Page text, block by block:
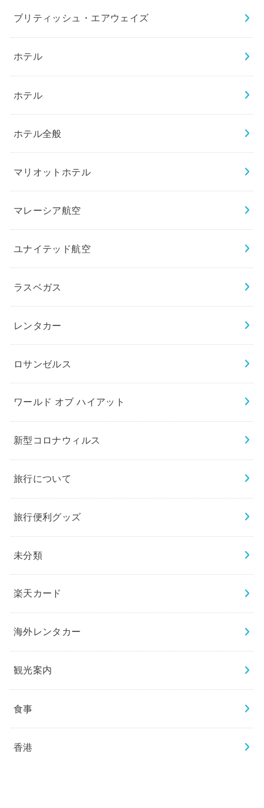
ブリティッシュ・エアウェイズ
ホテル
ホテル
ホテル全般
マリオットホテル
マレーシア航空
ユナイテッド航空
ラスベガス
レンタカー
ロサンゼルス
ワールド オブ ハイアット
新型コロナウィルス
旅行について
旅行便利グッズ
未分類
楽天カード
海外レンタカー
観光案内
食事
香港